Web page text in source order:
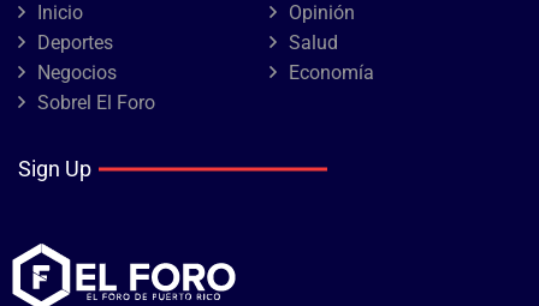
Inicio
Opinión
Deportes
Salud
Negocios
Economía
Sobrel El Foro
Sign Up